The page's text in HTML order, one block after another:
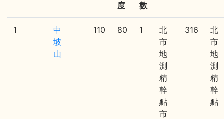
度
數
1
中
坡
山
110 80 1
北
市
地
測
精
幹
點
市
316
北
市
地
測
精
幹
點